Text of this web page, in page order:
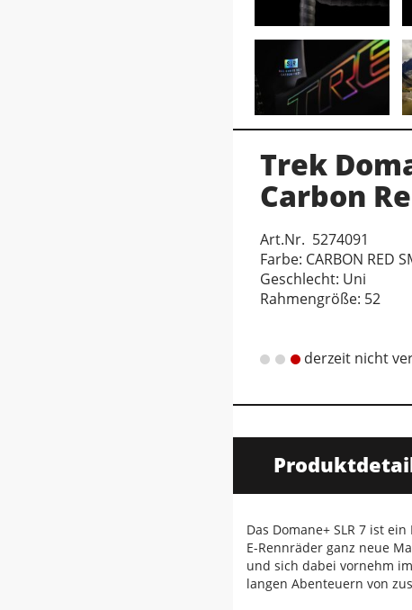
Trek
Carbon
Art.Nr. 5274091
Farbe: CARBON RED
Geschlecht: Uni
Rahmengröße: 52
derzeit nicht
Das Domane+ SLR 7 ist
E-Rennräder ganz neue
und sich dabei vornehm
langen Abenteuern von